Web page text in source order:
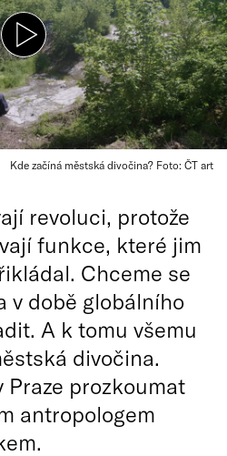
Kde začíná městská divočina? Foto: ČT art
revoluci, protože
funkce, které jim
Chceme se
v době globálního
A k tomu všemu
divočina.
Praze prozkoumat
antropologem